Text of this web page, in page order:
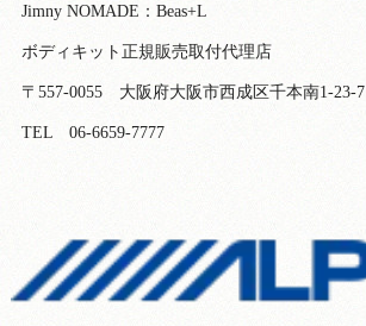
Jimny NOMADE：Beas+L
ボディキット正規販売取付代理店
〒557-0055 大阪府大阪市西成区千本南1-23-7
TEL 06-6659-7777